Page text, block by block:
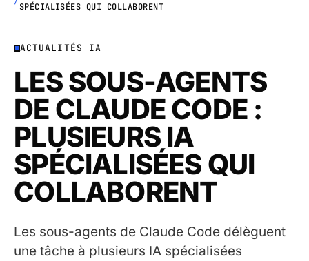
SPÉCIALISÉES QUI COLLABORENT
ACTUALITÉS IA
LES SOUS-AGENTS
DE CLAUDE CODE :
PLUSIEURS IA
SPÉCIALISÉES QUI
COLLABORENT
Les sous-agents de Claude Code délèguent
une tâche à plusieurs IA spécialisées